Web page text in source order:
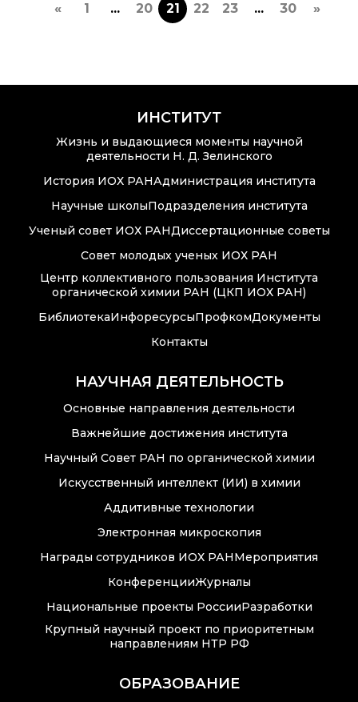
« 1 ... 20 21 22 23 ... 30 »
ИНСТИТУТ
Жизнь и выдающиеся моменты научной
деятельности Н. Д. Зелинского
История ИОХ РАНАдминистрация института
Научные школыПодразделения института
Ученый совет ИОХ РАНДиссертационные советы
Совет молодых ученых ИОХ РАН
Центр коллективного пользования Института
органической химии РАН (ЦКП ИОХ РАН)
БиблиотекаИнфоресурсыПрофкомДокументы
Контакты
НАУЧНАЯ ДЕЯТЕЛЬНОСТЬ
Основные направления деятельности
Важнейшие достижения института
Научный Совет РАН по органической химии
Искусственный интеллект (ИИ) в химии
Аддитивные технологии
Электронная микроскопия
Награды сотрудников ИОХ РАНМероприятия
КонференцииЖурналы
Национальные проекты РоссииРазработки
Крупный научный проект по приоритетным
направлениям НТР РФ
ОБРАЗОВАНИЕ